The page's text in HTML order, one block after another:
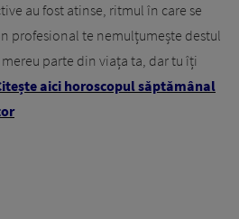
au fost atinse, ritmul în care se
profesional te nemulțumește destul
parte din viața ta, dar tu îți
aici horoscopul săptămânal